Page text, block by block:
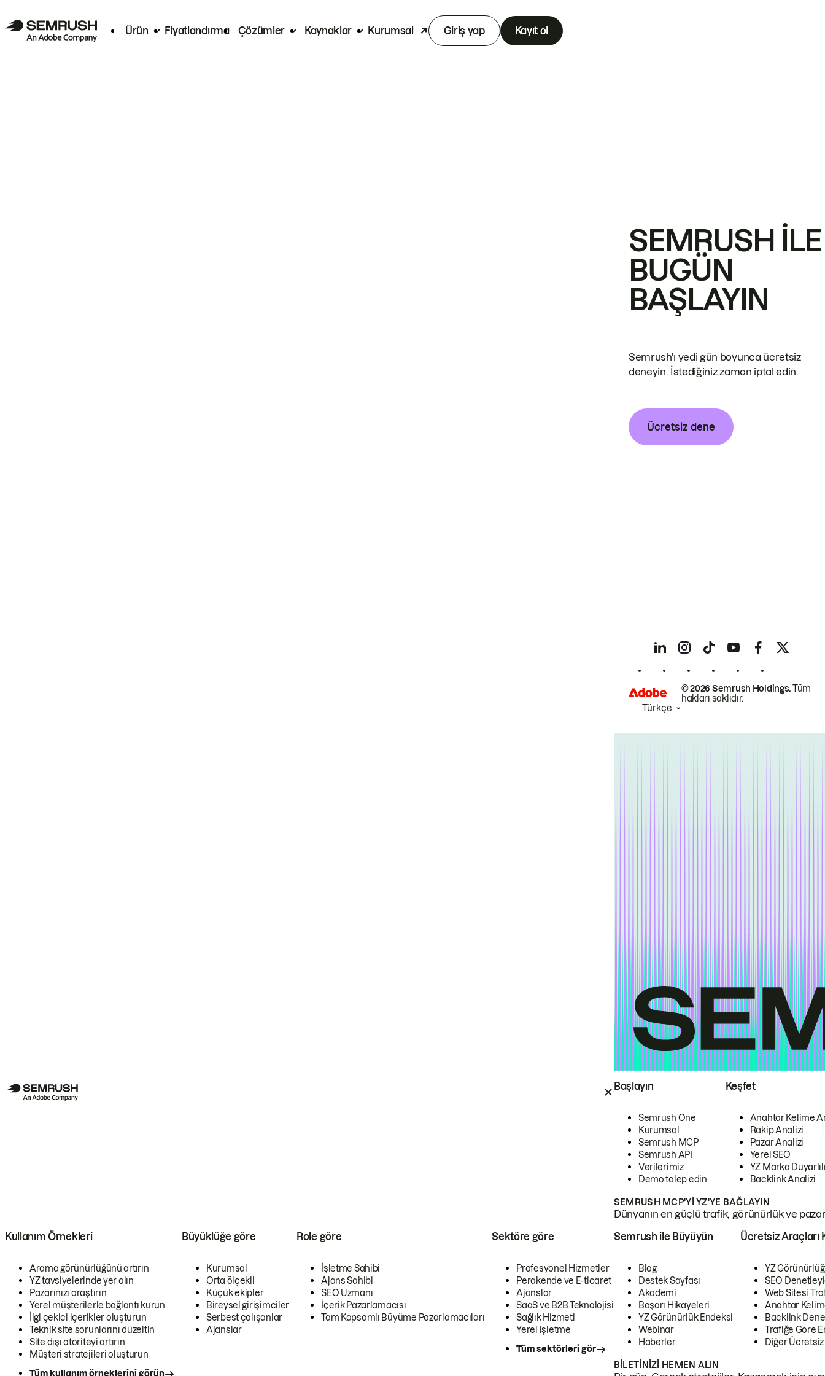
Ürün Fiyatlandırma Çözümler Kaynaklar Kurumsal Giriş yap Kayıt ol
Başlayın
Semrush One
Kurumsal
Semrush MCP
Semrush API
Verilerimiz
Demo talep edin
Keşfet
Anahtar Kelime
Rakip Analizi
Pazar Analizi
Yerel SEO
YZ Marka
Backlink Analizi
SEMRUSH MCP'YI YZ'YE BAĞLAYIN
Dünyanın en güçlü trafik, görünürlük ve
Kullanım Örnekleri
Arama görünürlüğünü artırın
YZ tavsiyelerinde yer alın
Pazarınızı araştırın
Yerel müşterilerle bağlantı kurun
İlgi çekici içerikler oluşturun
Teknik site sorunlarını düzeltin
Site dışı otoriteyi artırın
Müşteri stratejileri oluşturun
Tüm kullanım örneklerini görün
Büyüklüğe göre
Kurumsal
Orta ölçekli
Küçük ekipler
Bireysel girişimciler
Serbest çalışanlar
Ajanslar
Role göre
İşletme Sahibi
Ajans Sahibi
SEO Uzmanı
İçerik Pazarlamacısı
Tam Kapsamlı Büyüme Pazarlamacıları
Sektöre göre
Profesyonel Hizmetler
Perakende ve E-ticaret
Ajanslar
SaaS ve B2B Teknolojisi
Sağlık Hizmeti
Yerel işletme
Tüm sektörleri gör
Semrush ile Büyüyün
Blog
Destek Sayfası
Akademi
Başarı Hikayeleri
YZ Görünürlük Endeksi
Webinar
Haberler
Ücretsiz Araçları
YZ
SEO
Web Sitesi
Anahtar
Backlink
Trafiğe Göre
Diğer
BILETINIZI HEMEN ALIN
SEMRUSH ILE
BUGÜN
BAŞLAYIN
Semrush'ı yedi gün boyunca ücretsiz
deneyin. İstediğiniz zaman iptal edin.
Ücretsiz dene
© 2026 Semrush Holdings.Tüm
hakları saklıdır.
Türkçe